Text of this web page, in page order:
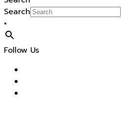
Search
×
Follow Us